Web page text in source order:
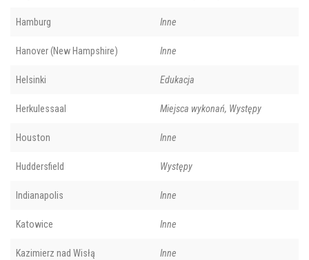
Hamburg Inne
Hanover (New Hampshire) Inne
Helsinki Edukacja
Herkulessaal Miejsca wykonań, Występy
Houston Inne
Huddersfield Występy
Indianapolis Inne
Katowice Inne
Kazimierz nad Wisłą Inne